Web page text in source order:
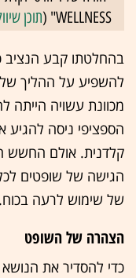
WELLNESS" (
תוכן
בהחלטתו קבע
להשפיע על ההליך
מכוונת עשויה הייתה
הספציפי ניסה
קלדנית. אולם החשש
הגישה של שופטים
של שימוש לרעה בכוח.
הצהרה של השופט
כדי להסדיר את הנושא